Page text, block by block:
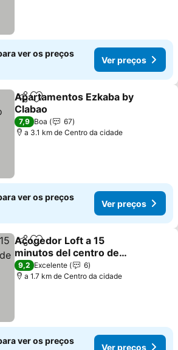
ver os preços
Ver preços
PartilharAdicionar aos favoritos
Apartamentos Ezkaba by
Clabao
7,9 Boa
67
a 3.1 km de Centro da cidade
ver os preços
Ver preços
PartilharAdicionar aos favoritos
Acogedor Loft a 15
minutos del centro de
Pamplona
9,2 Excelente
6
a 1.7 km de Centro da cidade
ver os preços
Ver preços